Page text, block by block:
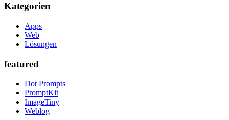
Kategorien
Apps
Web
Lösungen
featured
Dot Prompts
PromptKit
ImageTiny
Weblog